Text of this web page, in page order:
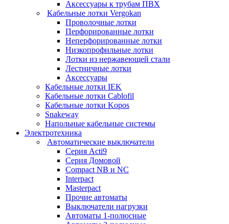
Аксессуары к трубам ПВХ
Кабельные лотки Vergokan
Проволочные лотки
Перфорированные лотки
Неперфорированные лотки
Низкопрофильные лотки
Лотки из нержавеющей стали
Лестничные лотки
Аксессуары
Кабельные лотки IEK
Кабельные лотки Cablofil
Кабельные лотки Kopos
Snakeway
Напольные кабельные системы
Электротехника
Автоматические выключатели
Серия Acti9
Серия Домовой
Compact NB и NC
Interpact
Masterpact
Прочие автоматы
Выключатели нагрузки
Автоматы 1-полюсные